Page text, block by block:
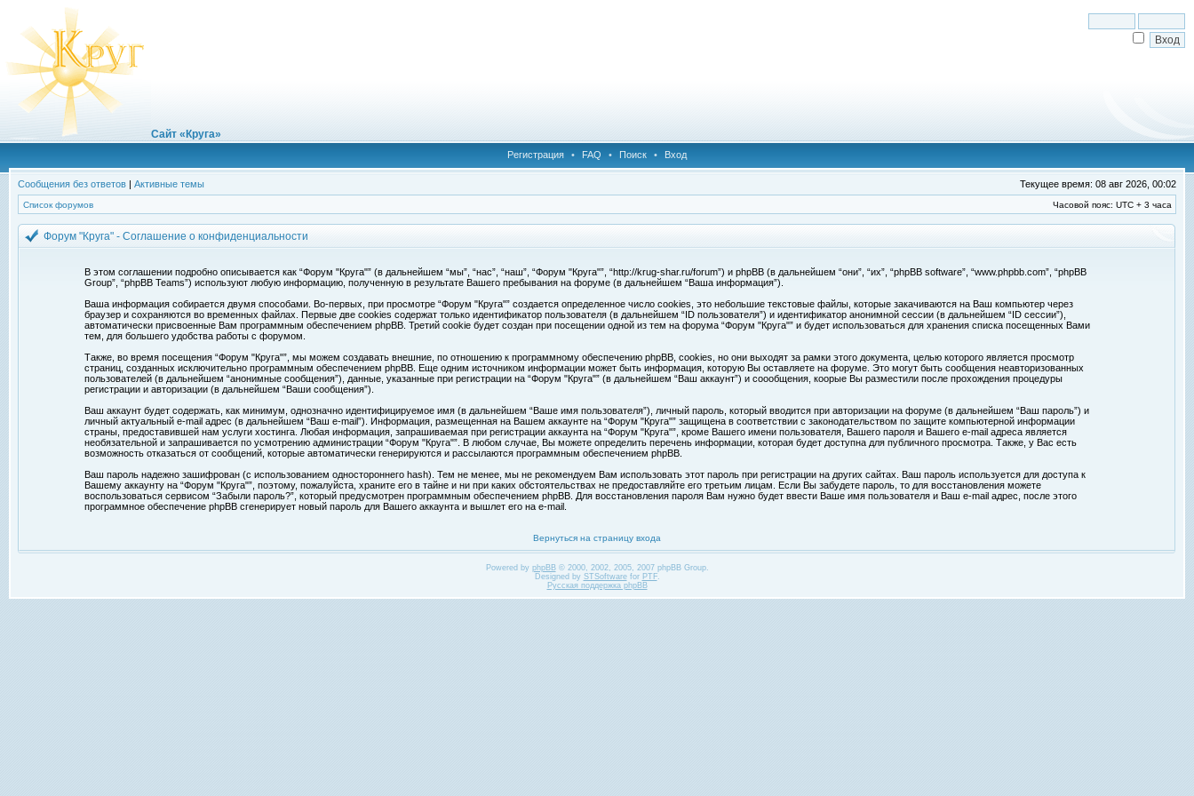
Сайт «Круга»
Регистрация • FAQ • Поиск • Вход
Сообщения без ответов | Активные темы Текущее время: 08 авг 2026, 00:02
Список форумов Часовой пояс: UTC + 3 часа
Форум "Круга" - Соглашение о конфиденциальности
В этом соглашении подробно описывается как “Форум "Круга"” (в дальнейшем “мы”, “нас”, “наш”, “Форум "Круга"”, “http://krug-shar.ru/forum”) и phpBB (в дальнейшем “они”, “их”, “phpBB software”, “www.phpbb.com”, “phpBB
Group”, “phpBB Teams”) используют любую информацию, полученную в результате Вашего пребывания на форуме (в дальнейшем “Ваша информация”).
Ваша информация собирается двумя способами. Во-первых, при просмотре “Форум "Круга"” создается определенное число cookies, это небольшие текстовые файлы, которые закачиваются на Ваш компьютер через
браузер и сохраняются во временных файлах. Первые две cookies содержат только идентификатор пользователя (в дальнейшем “ID пользователя”) и идентификатор анонимной сессии (в дальнейшем “ID сессии”),
автоматически присвоенные Вам программным обеспечением phpBB. Третий cookie будет создан при посещении одной из тем на форума “Форум "Круга"” и будет использоваться для хранения списка посещенных Вами
тем, для большего удобства работы с форумом.
Также, во время посещения “Форум "Круга"”, мы можем создавать внешние, по отношению к программному обеспечению phpBB, cookies, но они выходят за рамки этого документа, целью которого является просмотр
страниц, созданных исключительно программным обеспечением phpBB. Еще одним источником информации может быть информация, которую Вы оставляете на форуме. Это могут быть сообщения неавторизованных
пользователей (в дальнейшем “анонимные сообщения”), данные, указанные при регистрации на “Форум "Круга"” (в дальнейшем “Ваш аккаунт”) и соообщения, коорые Вы разместили после прохождения процедуры
регистрации и авторизации (в дальнейшем “Ваши сообщения”).
Ваш аккаунт будет содержать, как минимум, однозначно идентифицируемое имя (в дальнейшем “Ваше имя пользователя”), личный пароль, который вводится при авторизации на форуме (в дальнейшем “Ваш пароль”) и
личный актуальный e-mail адрес (в дальнейшем “Ваш e-mail”). Информация, размещенная на Вашем аккаунте на “Форум "Круга"” защищена в соответствии с законодательством по защите компьютерной информации
страны, предоставившей нам услуги хостинга. Любая информация, запрашиваемая при регистрации аккаунта на “Форум "Круга"”, кроме Вашего имени пользователя, Вашего пароля и Вашего e-mail адреса является
необязательной и запрашивается по усмотрению администрации “Форум "Круга"”. В любом случае, Вы можете определить перечень информации, которая будет доступна для публичного просмотра. Также, у Вас есть
возможность отказаться от сообщений, которые автоматически генерируются и рассылаются программным обеспечением phpBB.
Ваш пароль надежно зашифрован (с использованием одностороннего hash). Тем не менее, мы не рекомендуем Вам использовать этот пароль при регистрации на других сайтах. Ваш пароль используется для доступа к
Вашему аккаунту на “Форум "Круга"”, поэтому, пожалуйста, храните его в тайне и ни при каких обстоятельствах не предоставляйте его третьим лицам. Если Вы забудете пароль, то для восстановления можете
воспользоваться сервисом “Забыли пароль?”, который предусмотрен программным обеспечением phpBB. Для восстановления пароля Вам нужно будет ввести Ваше имя пользователя и Ваш e-mail адрес, после этого
программное обеспечение phpBB сгенерирует новый пароль для Вашего аккаунта и вышлет его на e-mail.
Вернуться на страницу входа
Powered by phpBB© 2000, 2002, 2005, 2007 phpBB Group.
Designed by STSoftwarefor PTF.
Русская поддержка phpBB